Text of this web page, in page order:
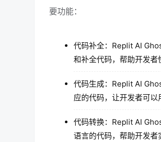
要功能：
代码补全：Replit AI
和补全代码，帮助开发者
代码生成：Replit AI
应的代码，让开发者可以
代码转换：Replit AI
语言的代码，帮助开发者